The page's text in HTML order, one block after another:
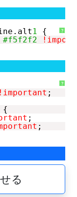
?
1
{
#f5f2f2
?
!important ;
{
;
;
る